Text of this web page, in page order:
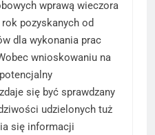
wprawą wieczora
pozyskanych od
dla wykonania prac
wnioskowaniu na
się być sprawdzany
udzielonych tuż
się informacji